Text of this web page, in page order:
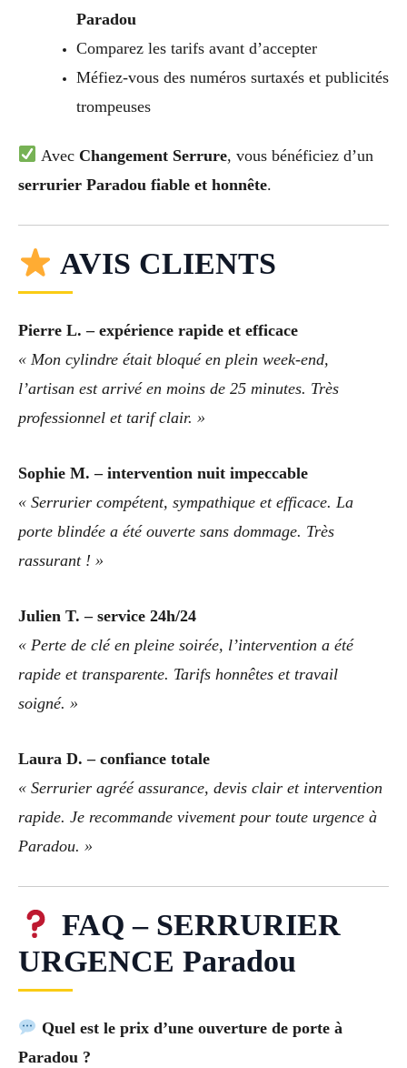
Paradou
Comparez les tarifs avant d’accepter
Méfiez-vous des numéros surtaxés et publicités
trompeuses
Avec Changement Serrure, vous bénéficiez d’un
serrurier Paradou fiable et honnête.
AVIS CLIENTS
Pierre L. – expérience rapide et efficace
« Mon cylindre était bloqué en plein week-end,
l’artisan est arrivé en moins de 25 minutes. Très
professionnel et tarif clair. »
Sophie M. – intervention nuit impeccable
« Serrurier compétent, sympathique et efficace. La
porte blindée a été ouverte sans dommage. Très
rassurant ! »
Julien T. – service 24h/24
« Perte de clé en pleine soirée, l’intervention a été
rapide et transparente. Tarifs honnêtes et travail
soigné. »
Laura D. – confiance totale
« Serrurier agréé assurance, devis clair et intervention
rapide. Je recommande vivement pour toute urgence à
Paradou. »
FAQ – SERRURIER
URGENCE Paradou
Quel est le prix d’une ouverture de porte à
Paradou ?